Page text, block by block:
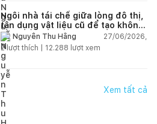
Ngôi nhà tái chế giữa lòng đô thị,
tận dụng vật liệu cũ để tạo không
gian sống linh hoạt
Nguyễn Thu Hằng
27/06/2026,
2lượt thích | 12.288 lượt xem
Xem tất cả